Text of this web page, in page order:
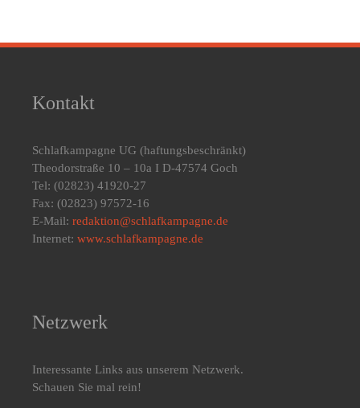
Kontakt
Schlafkampagne UG (haftungsbeschränkt)
Theodorstraße 10 – 10a I D-47574 Goch
Tel: (02823) 41920-27
Fax: (02823) 97572-16
E-Mail: redaktion@schlafkampagne.de
Internet: www.schlafkampagne.de
Netzwerk
Interessante Links aus unserem Netzwerk.
Schauen Sie mal rein!